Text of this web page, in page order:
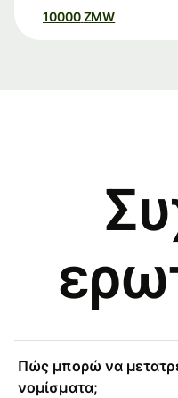
10000 ZMW
Πώς μπορώ να
νομίσματα;